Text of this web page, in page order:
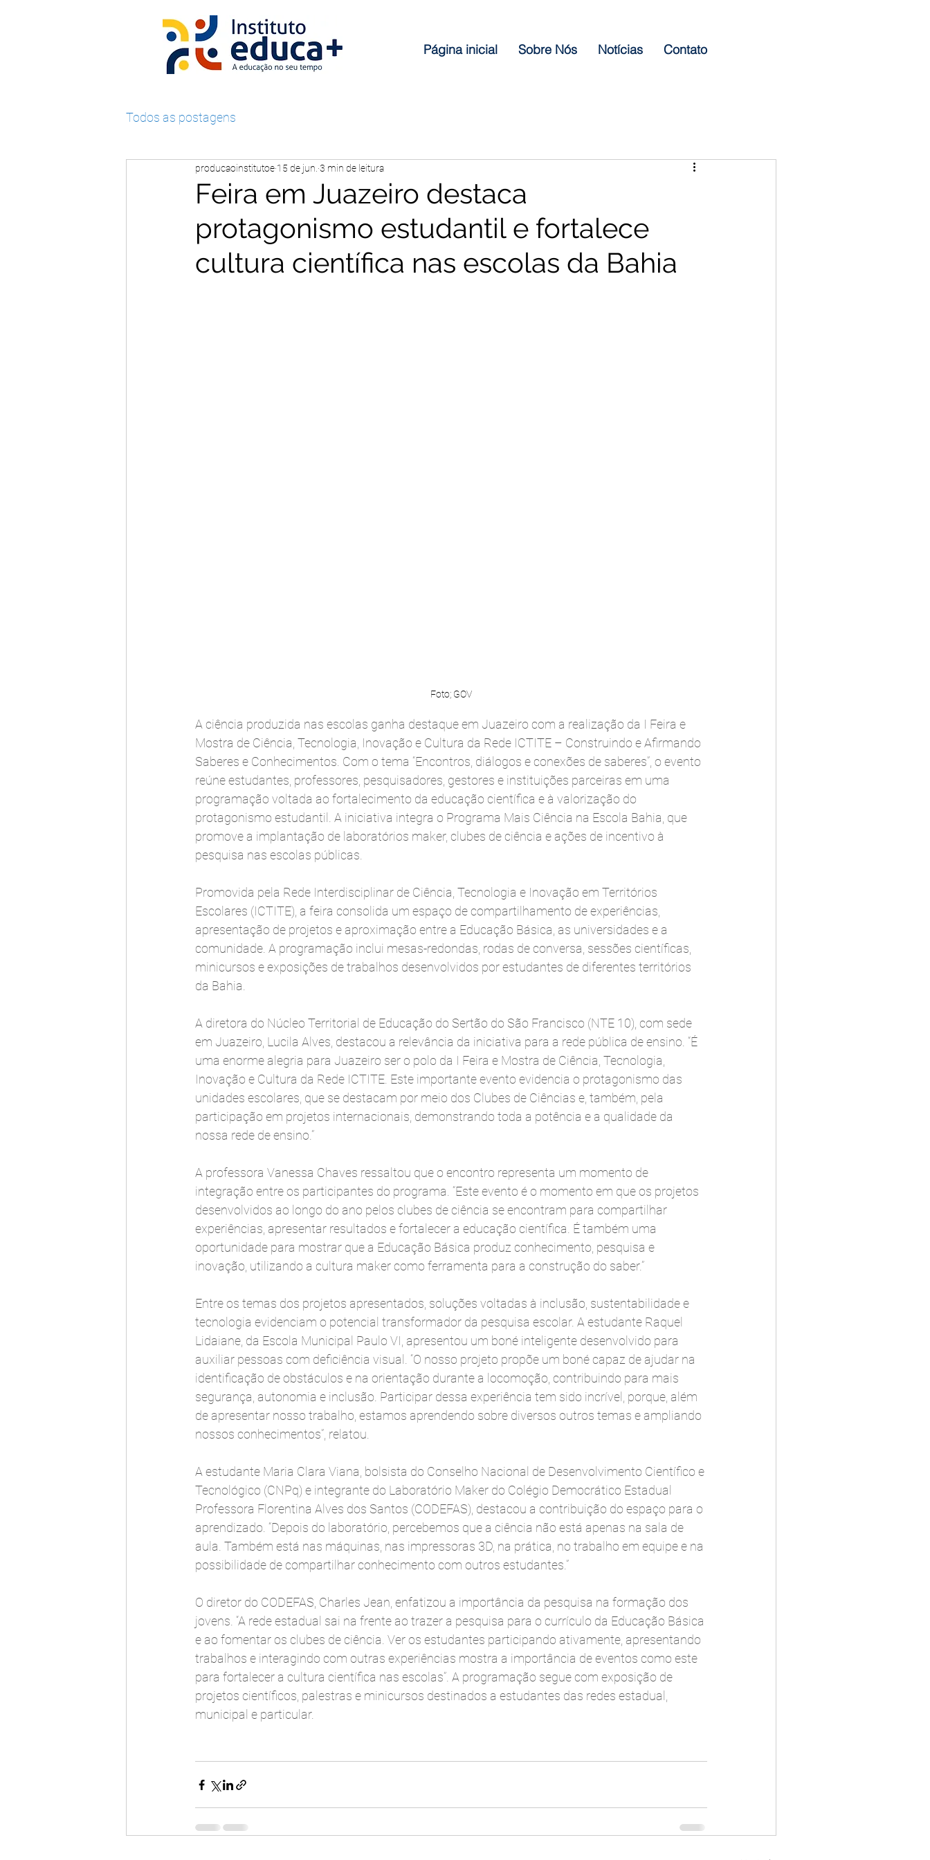
Página inicial Sobre Nós Notícias Contato
Todos as postagens
Feira em Juazeiro destaca
protagonismo estudantil e fortalece
cultura científica nas escolas da Bahia
producaoinstitutoe 15 de jun. 3 min de leitura
Foto; GOV
A ciência produzida nas escolas ganha destaque em Juazeiro com a realização da I Feira e
Mostra de Ciência, Tecnologia, Inovação e Cultura da Rede ICTITE – Construindo e Afirmando
Saberes e Conhecimentos. Com o tema “Encontros, diálogos e conexões de saberes”, o evento
reúne estudantes, professores, pesquisadores, gestores e instituições parceiras em uma
programação voltada ao fortalecimento da educação científica e à valorização do
protagonismo estudantil. A iniciativa integra o Programa Mais Ciência na Escola Bahia, que
promove a implantação de laboratórios maker, clubes de ciência e ações de incentivo à
pesquisa nas escolas públicas.
Promovida pela Rede Interdisciplinar de Ciência, Tecnologia e Inovação em Territórios
Escolares (ICTITE), a feira consolida um espaço de compartilhamento de experiências,
apresentação de projetos e aproximação entre a Educação Básica, as universidades e a
comunidade. A programação inclui mesas-redondas, rodas de conversa, sessões científicas,
minicursos e exposições de trabalhos desenvolvidos por estudantes de diferentes territórios
da Bahia.
A diretora do Núcleo Territorial de Educação do Sertão do São Francisco (NTE 10), com sede
em Juazeiro, Lucila Alves, destacou a relevância da iniciativa para a rede pública de ensino. “É
uma enorme alegria para Juazeiro ser o polo da I Feira e Mostra de Ciência, Tecnologia,
Inovação e Cultura da Rede ICTITE. Este importante evento evidencia o protagonismo das
unidades escolares, que se destacam por meio dos Clubes de Ciências e, também, pela
participação em projetos internacionais, demonstrando toda a potência e a qualidade da
nossa rede de ensino.”
A professora Vanessa Chaves ressaltou que o encontro representa um momento de
integração entre os participantes do programa. “Este evento é o momento em que os projetos
desenvolvidos ao longo do ano pelos clubes de ciência se encontram para compartilhar
experiências, apresentar resultados e fortalecer a educação científica. É também uma
oportunidade para mostrar que a Educação Básica produz conhecimento, pesquisa e
inovação, utilizando a cultura maker como ferramenta para a construção do saber.”
Entre os temas dos projetos apresentados, soluções voltadas à inclusão, sustentabilidade e
tecnologia evidenciam o potencial transformador da pesquisa escolar. A estudante Raquel
Lidaiane, da Escola Municipal Paulo VI, apresentou um boné inteligente desenvolvido para
auxiliar pessoas com deficiência visual. “O nosso projeto propõe um boné capaz de ajudar na
identificação de obstáculos e na orientação durante a locomoção, contribuindo para mais
segurança, autonomia e inclusão. Participar dessa experiência tem sido incrível, porque, além
de apresentar nosso trabalho, estamos aprendendo sobre diversos outros temas e ampliando
nossos conhecimentos”, relatou.
A estudante Maria Clara Viana, bolsista do Conselho Nacional de Desenvolvimento Científico e
Tecnológico (CNPq) e integrante do Laboratório Maker do Colégio Democrático Estadual
Professora Florentina Alves dos Santos (CODEFAS), destacou a contribuição do espaço para o
aprendizado. “Depois do laboratório, percebemos que a ciência não está apenas na sala de
aula. Também está nas máquinas, nas impressoras 3D, na prática, no trabalho em equipe e na
possibilidade de compartilhar conhecimento com outros estudantes.”
O diretor do CODEFAS, Charles Jean, enfatizou a importância da pesquisa na formação dos
jovens. “A rede estadual sai na frente ao trazer a pesquisa para o currículo da Educação Básica
e ao fomentar os clubes de ciência. Ver os estudantes participando ativamente, apresentando
trabalhos e interagindo com outras experiências mostra a importância de eventos como este
para fortalecer a cultura científica nas escolas”. A programação segue com exposição de
projetos científicos, palestras e minicursos destinados a estudantes das redes estadual,
municipal e particular.